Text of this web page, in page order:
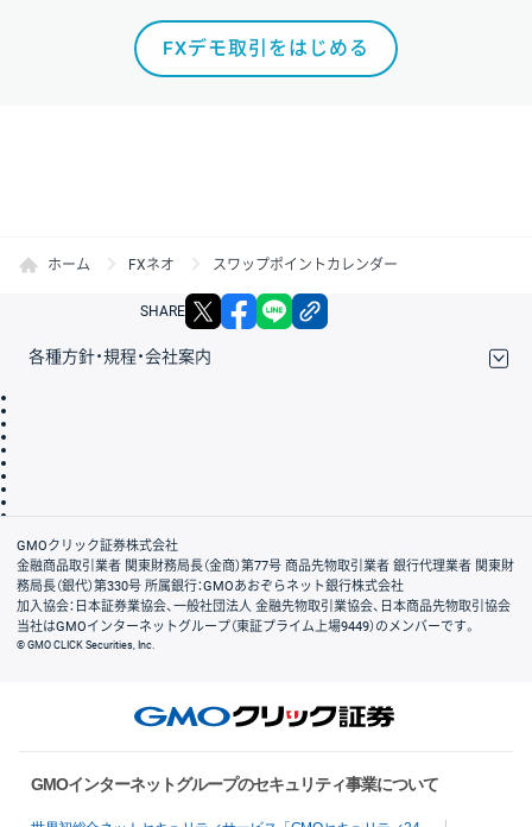
FXデモ取引をはじめる
ホーム FXネオ スワップポイントカレンダー
SHARE X facebook
各種方針・規程・会社案内
会社案内
GMOクリック証券株式会社
金融商品取引業者 関東財務局長（金商）第77号 商品先物取引業者 銀行代理業者 関東財
務局長（銀代）第330号 所属銀行：GMOあおぞらネット銀行株式会社
加入協会：日本証券業協会、一般社団法人 金融先物取引業協会、日本商品先物取引協会
当社はGMOインターネットグループ（東証プライム上場9449）のメンバーです。
© GMO CLICK Securities, Inc.
GMOインターネットグループのセキュリティ事業について